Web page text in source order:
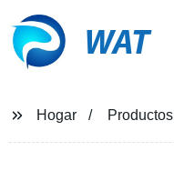
WAT
Hogar Productos